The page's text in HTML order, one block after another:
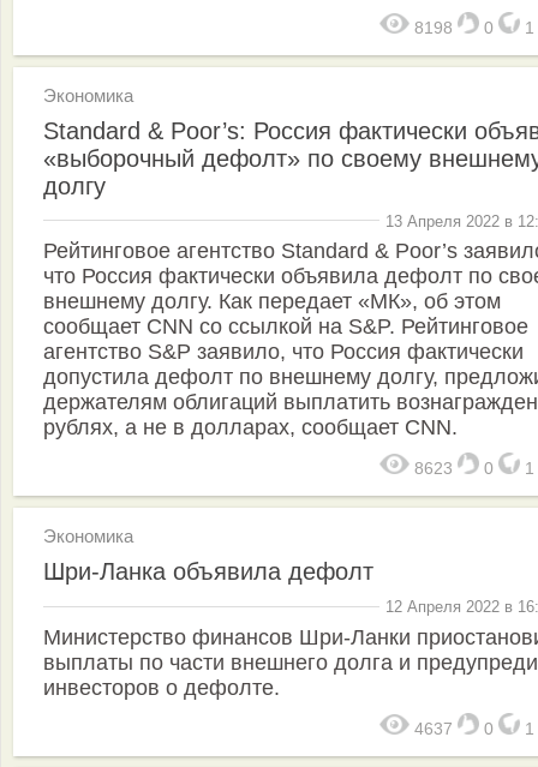
8198 0 1
Экономика
Standard & Poor’s: Россия фактически
«выборочный дефолт» по своему
долгу
13 Апреля 2022 в
Рейтинговое агентство Standard & Poor’s
что Россия фактически объявила дефолт по
внешнему долгу. Как передает «МК», об этом
сообщает CNN со ссылкой на S&P. Рейтинговое
агентство S&P заявило, что Россия фактически
допустила дефолт по внешнему долгу,
держателям облигаций выплатить
рублях, а не в долларах, сообщает CNN.
8623 0 1
Экономика
Шри-Ланка объявила дефолт
12 Апреля 2022 в
Министерство финансов Шри-Ланки
выплаты по части внешнего долга и
инвесторов о дефолте.
4637 0 1